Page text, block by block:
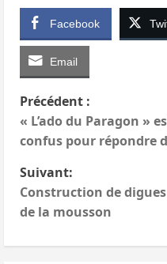
Facebook
Email
N
a
v
i
g
Précédent :
« L’ado du Paragon »
confus pour répondre
Suivant:
Construction de
de la mousson